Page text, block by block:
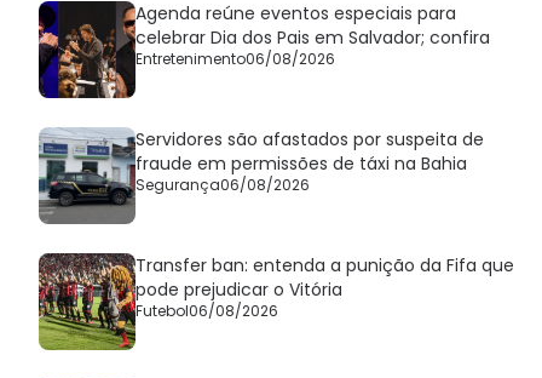
Agenda reúne eventos especiais para
celebrar Dia dos Pais em Salvador; confira
Entretenimento06/08/2026
Servidores são afastados por suspeita de
fraude em permissões de táxi na Bahia
Segurança06/08/2026
Transfer ban: entenda a punição da Fifa que
pode prejudicar o Vitória
Futebol06/08/2026